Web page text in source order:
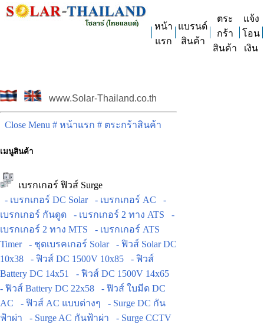
หน้า
แรก
แบรนด์
สินค้า
ตระ
กร้า
สินค้า
แจ้ง
โอน
เงิน
www.Solar-Thailand.co.th
Close Menu # หน้าแรก # ตระกร้าสินค้า
เมนูสินค้า
เบรกเกอร์ ฟิวส์ Surge
- เบรกเกอร์ DC Solar
- เบรกเกอร์ AC
-
เบรกเกอร์ กันดูด
- เบรกเกอร์ 2 ทาง ATS
-
เบรกเกอร์ 2 ทาง MTS
- เบรกเกอร์ ATS
Timer
- ชุดเบรคเกอร์ Solar
- ฟิวส์ Solar DC
10x38
- ฟิวส์ DC 1500V 10x85
- ฟิวส์
Battery DC 14x51
- ฟิวส์ DC 1500V 14x65
- ฟิวส์ Battery DC 22x58
- ฟิวส์ ใบมีด DC
AC
- ฟิวส์ AC แบบต่างๆ
- Surge DC กัน
ฟ้าผ่า
- Surge AC กันฟ้าผ่า
- Surge CCTV